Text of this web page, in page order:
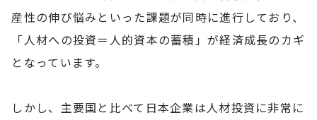
産性の伸び悩みといった課題が同時に進行しており、
「人材への投資＝人的資本の蓄積」が経済成長のカギ
となっています。
しかし、主要国と比べて日本企業は人材投資に非常に